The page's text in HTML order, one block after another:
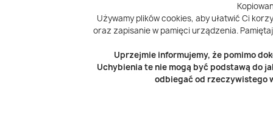
Używamy plików cookies, aby ułatwić Ci
oraz zapisanie w pamięci urządzenia.
Uprzejmie informujemy, że pomimo
Uchybienia te nie mogą być podstawą do
odbiegać od rzeczywistego